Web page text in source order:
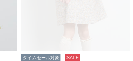
タイムセール対象 SALE